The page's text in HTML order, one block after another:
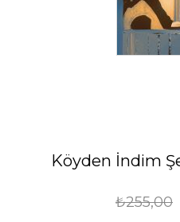
Köyden İndim
₺255,00